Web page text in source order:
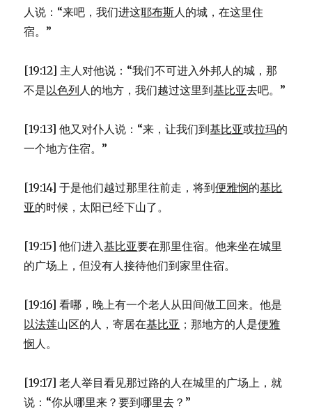
人说：“来吧，我们进这耶布斯人的城，在这里住
宿。”
[19:12] 主人对他说：“我们不可进入外邦人的城，那
不是以色列人的地方，我们越过这里到基比亚去吧。”
[19:13] 他又对仆人说：“来，让我们到基比亚或拉玛的
一个地方住宿。”
[19:14] 于是他们越过那里往前走，将到便雅悯的基比
亚的时候，太阳已经下山了。
[19:15] 他们进入基比亚要在那里住宿。他来坐在城里
的广场上，但没有人接待他们到家里住宿。
[19:16] 看哪，晚上有一个老人从田间做工回来。他是
以法莲山区的人，寄居在基比亚 ；那地方的人是便雅
悯人。
[19:17] 老人举目看见那过路的人在城里的广场上，就
说：“你从哪里来？要到哪里去？”